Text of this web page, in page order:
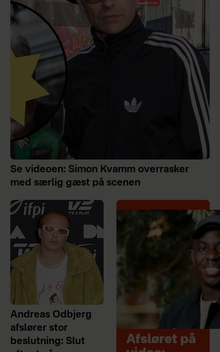
Se videoen: Simon Kvamm overrasker
med særlig gæst på scenen
Andreas Odbjerg
afslører stor
beslutning: Slut
Afsløret på